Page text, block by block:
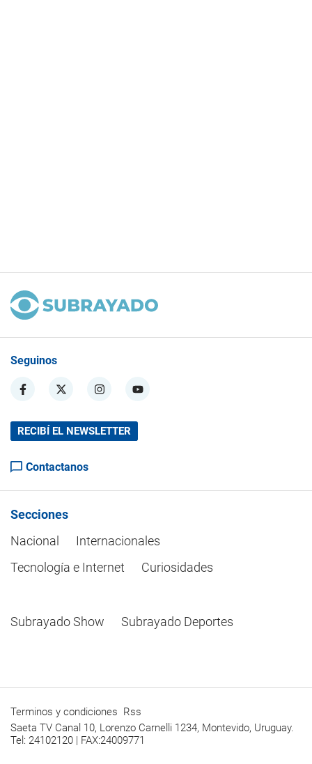
Seguinos
RECIBÍ EL NEWSLETTER
Contactanos
Secciones
Nacional
Internacionales
Tecnología e Internet
Curiosidades
Subrayado Show Subrayado Deportes
Terminos y condiciones Rss
Saeta TV Canal 10, Lorenzo Carnelli 1234, Montevido, Uruguay.
Tel: 24102120 | FAX:24009771